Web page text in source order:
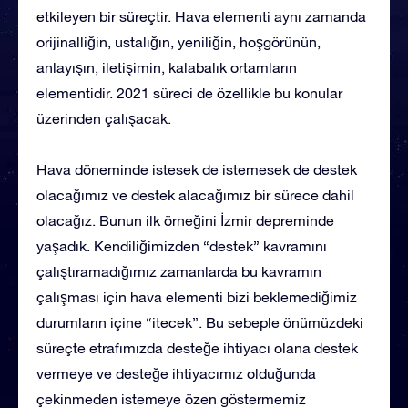
etkileyen bir süreçtir. Hava elementi aynı zamanda
orijinalliğin, ustalığın, yeniliğin, hoşgörünün,
anlayışın, iletişimin, kalabalık ortamların
elementidir. 2021 süreci de özellikle bu konular
üzerinden çalışacak.
Hava döneminde istesek de istemesek de destek
olacağımız ve destek alacağımız bir sürece dahil
olacağız. Bunun ilk örneğini İzmir depreminde
yaşadık. Kendiliğimizden “destek” kavramını
çalıştıramadığımız zamanlarda bu kavramın
çalışması için hava elementi bizi beklemediğimiz
durumların içine “itecek”. Bu sebeple önümüzdeki
süreçte etrafımızda desteğe ihtiyacı olana destek
vermeye ve desteğe ihtiyacımız olduğunda
çekinmeden istemeye özen göstermemiz